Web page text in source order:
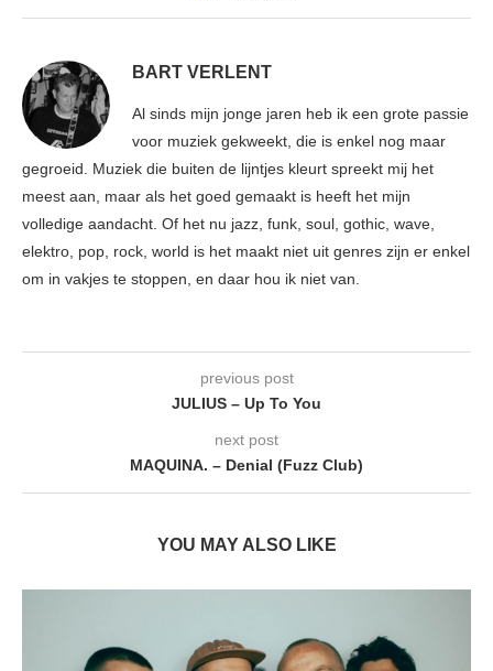
BART VERLENT
Al sinds mijn jonge jaren heb ik een grote passie
voor muziek gekweekt, die is enkel nog maar
gegroeid. Muziek die buiten de lijntjes kleurt spreekt mij het
meest aan, maar als het goed gemaakt is heeft het mijn
volledige aandacht. Of het nu jazz, funk, soul, gothic, wave,
elektro, pop, rock, world is het maakt niet uit genres zijn er enkel
om in vakjes te stoppen, en daar hou ik niet van.
previous post
JULIUS – Up To You
next post
MAQUINA. – Denial (Fuzz Club)
YOU MAY ALSO LIKE